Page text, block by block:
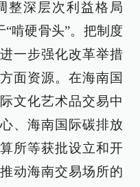
整深层次利益格局
“啃硬骨头”。把制度
一步强化改革举措
面资源。在海南国
文化艺术品交易中
、海南国际碳排放
所等获批设立和开
动海南交易场所的